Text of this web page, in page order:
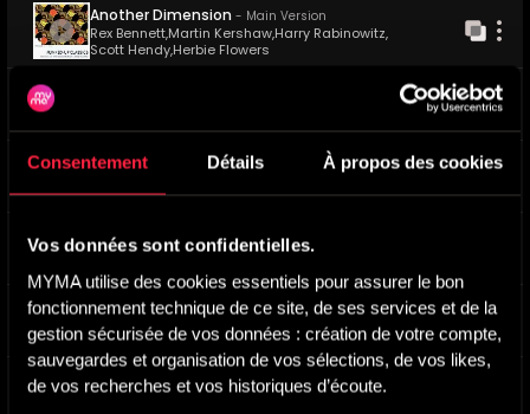
Consentement Détails À propos des cookies
Vos données sont confidentielles.
MYMA utilise des cookies essentiels pour assurer le bon
fonctionnement technique de ce site, de ses services et de la
gestion sécurisée de vos données : création de votre compte,
sauvegardes et organisation de vos sélections, de vos likes,
de vos recherches et vos historiques d’écoute.
Another Dimension - Main Version
Rex Bennett,Martin Kershaw,Harry Rabinowitz,
Scott Hendy,Herbie Flowers
Tropic Breeze
Main Version
Big Band Boogie -Main Version
Graham Lyons
Tea For Tuppence -Main Version
Joseph Horovitz
Sad Farewell - Main Version